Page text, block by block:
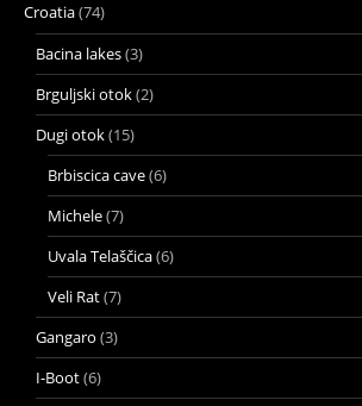
Croatia(74)
Bacina lakes(3)
Brguljski otok(2)
Dugi otok(15)
Brbiscica cave(6)
Michele(7)
Uvala Telaščica(6)
Veli Rat(7)
Gangaro (3)
I-Boot(6)